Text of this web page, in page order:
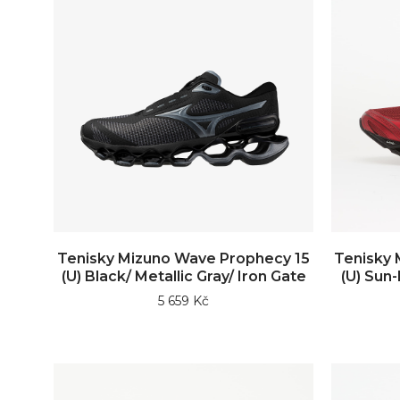
Tenisky Mizuno Wave Prophecy 15
(U) Black/ Metallic Gray/ Iron Gate
5 659 Kč
Tenisky
(U)